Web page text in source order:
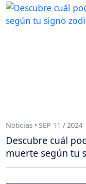
Noticias • SEP 11 / 2024
Descubre cuál
muerte según tu